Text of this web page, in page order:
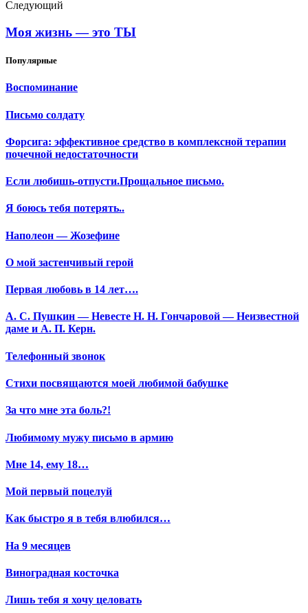
Следующий
Моя жизнь — это ТЫ
Популярные
Воспоминание
Письмо солдату
Форсига: эффективное средство в комплексной терапии
почечной недостаточности
Если любишь-отпусти.Прощальное письмо.
Я боюсь тебя потерять..
Наполеон — Жозефине
О мой застенчивый герой
Первая любовь в 14 лет….
А. С. Пушкин — Невесте Н. Н. Гончаровой — Неизвестной
даме и А. П. Керн.
Телефонный звонок
Стихи посвящаются моей любимой бабушке
За что мне эта боль?!
Любимому мужу письмо в армию
Мне 14, ему 18…
Мой первый поцелуй
Как быстро я в тебя влюбился…
На 9 месяцев
Виноградная косточка
Лишь тебя я хочу целовать